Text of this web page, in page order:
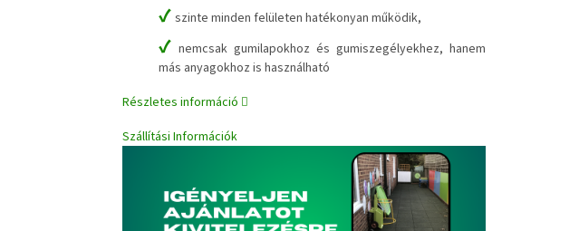
✔ szinte minden felületen hatékonyan működik,
✔ nemcsak gumilapokhoz és gumiszegélyekhez, hanem
más anyagokhoz is használható
Részletes információ
Szállítási Információk